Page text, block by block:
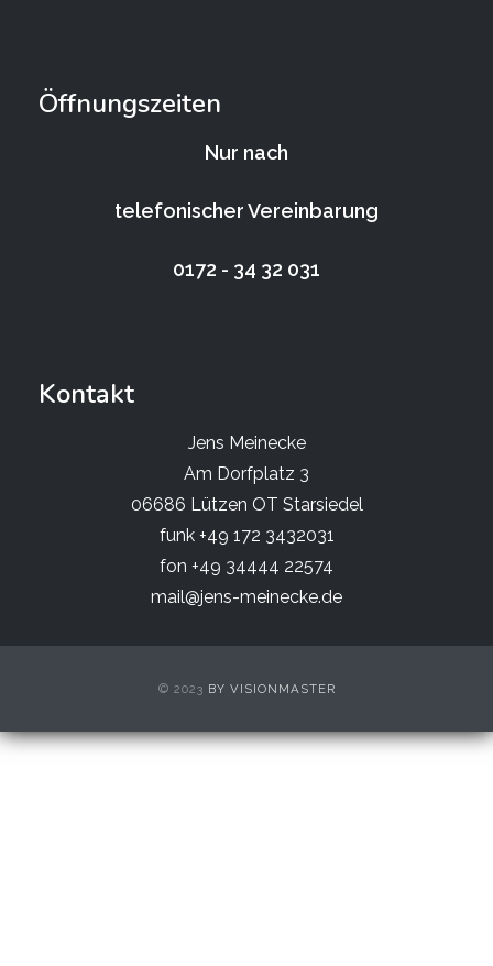
Öffnungszeiten
Nur nach
telefonischer Vereinbarung
0172 - 34 32 031
Kontakt
Jens Meinecke
Am Dorfplatz 3
06686 Lützen OT Starsiedel
funk +49 172 3432031
fon +49 34444 22574
mail@jens-meinecke.de
© 2023 BY VISIONMASTER